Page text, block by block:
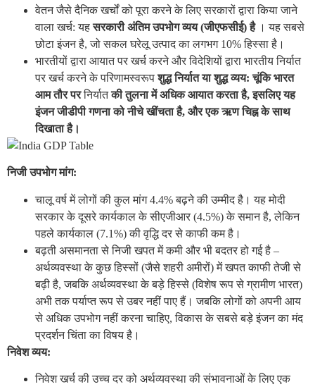
वेतन जैसे दैनिक खर्चों को पूरा करने के लिए सरकारों द्वारा किया जाने
वाला खर्च: यहसरकारी अंतिम उपभोग व्यय (जीएफसीई) है । यह सबसे
छोटा इंजन है, जो सकल घरेलू उत्पाद का लगभग 10% हिस्सा है।
भारतीयों द्वारा आयात पर खर्च करने और विदेशियों द्वारा भारतीय निर्यात
पर खर्च करने के परिणामस्वरूपशुद्ध निर्यात या शुद्ध व्यय: चूंकि भारत
आम तौर परनिर्यातकी तुलना में अधिक आयात करता है, इसलिए यह
इंजन जीडीपी गणना को नीचे खींचता है, और एक ऋण चिह्न के साथ
दिखाता है।
निजी उपभोग मांग:
चालू वर्ष में लोगों की कुल मांग 4.4% बढ़ने की उम्मीद है। यह मोदी
सरकार के दूसरे कार्यकाल के सीएजीआर (4.5%) के समान है, लेकिन
पहले कार्यकाल (7.1%) की वृद्धि दर से काफी कम है।
बढ़ती असमानता से निजी खपत में कमी और भी बदतर हो गई है –
अर्थव्यवस्था के कुछ हिस्सों (जैसे शहरी अमीरों) में खपत काफी तेजी से
बढ़ी है, जबकि अर्थव्यवस्था के बड़े हिस्से (विशेष रूप से ग्रामीण भारत)
अभी तक पर्याप्त रूप से उबर नहीं पाए हैं। जबकि लोगों को अपनी आय
से अधिक उपभोग नहीं करना चाहिए, विकास के सबसे बड़े इंजन का मंद
प्रदर्शन चिंता का विषय है।
निवेश व्यय:
निवेश खर्च की उच्च दर को अर्थव्यवस्था की संभावनाओं के लिए एक